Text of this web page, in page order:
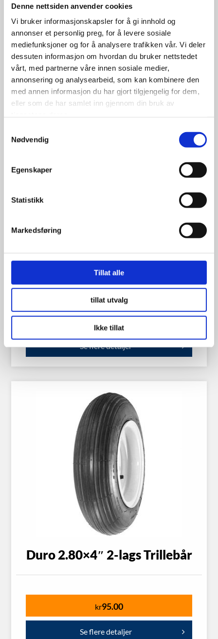
Denne nettsiden anvender cookies
Vi bruker informasjonskapsler for å gi innhold og
annonser et personlig preg, for å levere sosiale
mediefunksjoner og for å analysere trafikken vår. Vi deler
dessuten informasjon om hvordan du bruker nettstedet
vårt, med partnerne våre innen sosiale medier,
annonsering og analysearbeid, som kan kombinere den
med annen informasjon du har gjort tilgjengelig for dem,
eller som de har samlet inn gjennom din bruk av
Nødvendig
Egenskaper
Statistikk
Markedsføring
Tillat alle
tillat utvalg
Ikke tillat
kr499.00
Se flere detaljer
Hjulskift – Av/på Personbil
125.00
Se flere detaljer
Duro 2.80×4″ 2-lags Trillebår
kr95.00
Se flere detaljer